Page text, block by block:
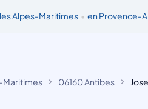
Alpes-Maritimes • en Provence-
Maritimes 06160 Antibes